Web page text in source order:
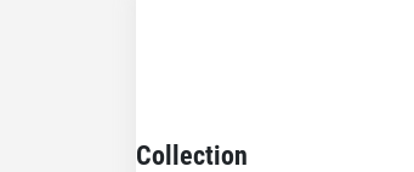
Collection